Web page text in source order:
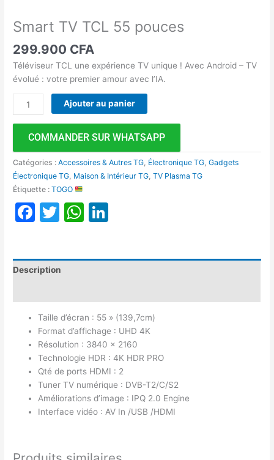
Smart TV TCL 55 pouces
299.900 CFA
Téléviseur TCL une expérience TV unique ! Avec Android – TV
évolué : votre premier amour avec l’IA.
Ajouter au panier
COMMANDER SUR WHATSAPP
Catégories :Accessoires & Autres TG, Électronique TG,Gadgets
Électronique TG, Maison & Intérieur TG,TV Plasma TG
Étiquette :TOGO
Facebook
TwitterWhatsApp
Description
Taille d’écran : 55 » (139,7cm)
Format d’affichage : UHD 4K
Résolution : 3840 x 2160
Technologie HDR : 4K HDR PRO
Qté de ports HDMI : 2
Tuner TV numérique : DVB-T2/C/S2
Améliorations d’image : IPQ 2.0 Engine
Interface vidéo : AV In /USB /HDMI